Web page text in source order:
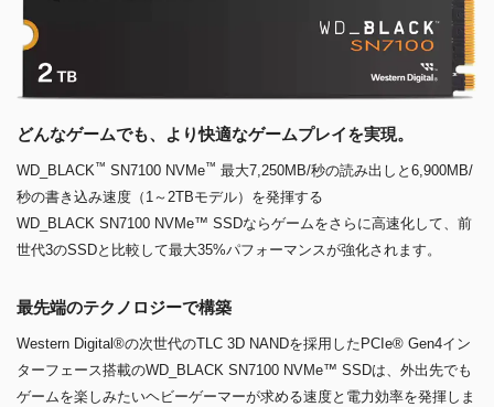
どんなゲームでも、より快適なゲームプレイを実現。
WD_BLACK™ SN7100 NVMe™ 最大7,250MB/秒の読み出しと6,900MB/
秒の書き込み速度（1～2TBモデル）を発揮する
WD_BLACK SN7100 NVMe™ SSDならゲームをさらに高速化して、前
世代3のSSDと比較して最大35%パフォーマンスが強化されます。
最先端のテクノロジーで構築
Western Digital®の次世代のTLC 3D NANDを採用したPCIe® Gen4イン
ターフェース搭載のWD_BLACK SN7100 NVMe™ SSDは、外出先でも
ゲームを楽しみたいヘビーゲーマーが求める速度と電力効率を発揮しま